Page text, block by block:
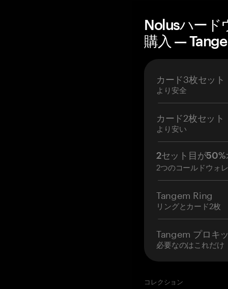
Nolusハード
購入 —
カード3枚セット
より安全
カード2枚セット
より安い
2セット目が50%
2つのコールドウォ
Tangem Ring
リングとカード2枚
Tangem プロキ
必要なのはこれだけ
コレクション